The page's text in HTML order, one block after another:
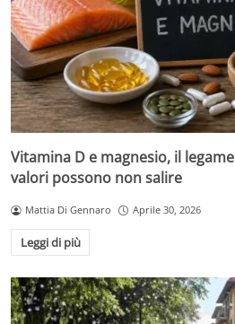
Vitamina D e magnesio, il
valori possono non salire
Mattia Di Gennaro Aprile 30, 2026
Leggi di più